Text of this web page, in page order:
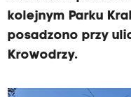
kolejnym Parku
posadzono przy
Krowodrzy.